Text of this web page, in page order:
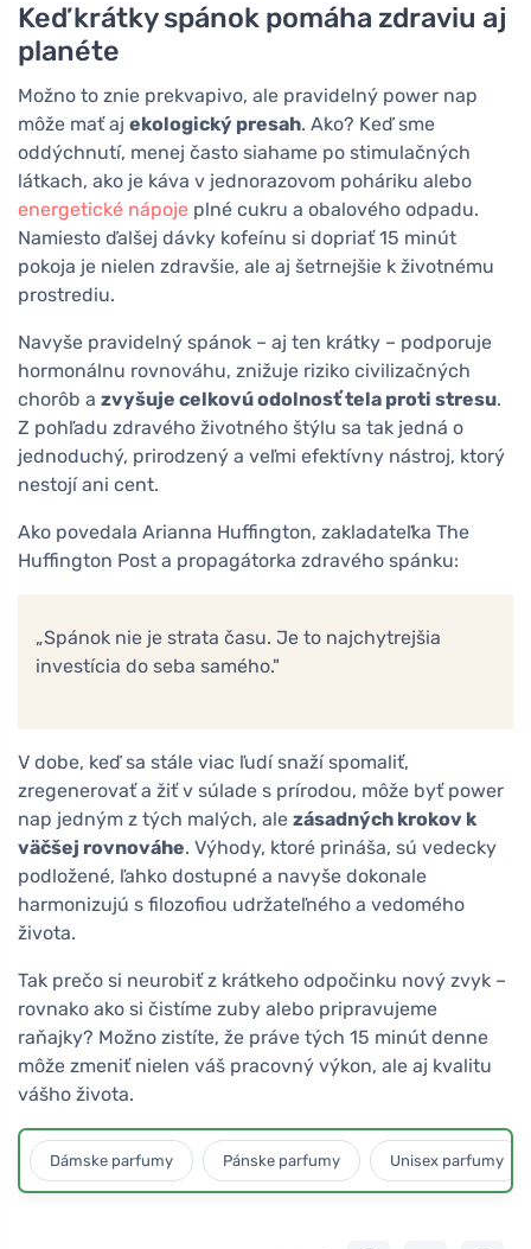
Keď krátky spánok pomáha zdraviu aj
planéte
Možno to znie prekvapivo, ale pravidelný power nap
môže mať aj ekologický presah. Ako? Keď sme
oddýchnutí, menej často siahame po stimulačných
látkach, ako je káva v jednorazovom poháriku alebo
energetické nápoje plné cukru a obalového odpadu.
Namiesto ďalšej dávky kofeínu si dopriať 15 minút
pokoja je nielen zdravšie, ale aj šetrnejšie k životnému
prostrediu.
Navyše pravidelný spánok – aj ten krátky – podporuje
hormonálnu rovnováhu, znižuje riziko civilizačných
chorôb a zvyšuje celkovú odolnosť tela proti stresu.
Z pohľadu zdravého životného štýlu sa tak jedná o
jednoduchý, prirodzený a veľmi efektívny nástroj, ktorý
nestojí ani cent.
Ako povedala Arianna Huffington, zakladateľka The
Huffington Post a propagátorka zdravého spánku:
„Spánok nie je strata času. Je to najchytrejšia
investícia do seba samého."
V dobe, keď sa stále viac ľudí snaží spomaliť,
zregenerovať a žiť v súlade s prírodou, môže byť power
nap jedným z tých malých, ale zásadných krokov k
väčšej rovnováhe. Výhody, ktoré prináša, sú vedecky
podložené, ľahko dostupné a navyše dokonale
harmonizujú s filozofiou udržateľného a vedomého
života.
Tak prečo si neurobiť z krátkeho odpočinku nový zvyk –
rovnako ako si čistíme zuby alebo pripravujeme
raňajky? Možno zistíte, že práve tých 15 minút denne
môže zmeniť nielen váš pracovný výkon, ale aj kvalitu
vášho života.
Dámske parfumy Pánske parfumy Unisex parfumy